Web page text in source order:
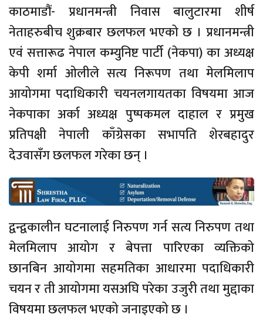
काठमाडौं- प्रधानमन्त्री निवास बालुटारमा शीर्ष
नेताहरुबीच शुक्रबार छलफल भएको छ । प्रधानमन्त्री
एवं सत्तारूढ नेपाल कम्युनिष्ट पार्टी (नेकपा) का अध्यक्ष
केपी शर्मा ओलीले सत्य निरूपण तथा मेलमिलाप
आयोगमा पदाधिकारी चयनलगायतका विषयमा आज
नेकपाका अर्का अध्यक्ष पुष्पकमल दाहाल र प्रमुख
प्रतिपक्षी नेपाली काँग्रेसका सभापति शेरबहादुर
देउवासँग छलफल गरेका छन् ।
द्वन्द्वकालीन घटनालाई निरुपण गर्न सत्य निरुपण तथा
मेलमिलाप आयोग र बेपत्ता पारिएका व्यक्तिको
छानबिन आयोगमा सहमतिका आधारमा पदाधिकारी
चयन र ती आयोगमा यसअघि परेका उजुरी तथा मुद्दाका
विषयमा छलफल भएको जनाइएको छ ।